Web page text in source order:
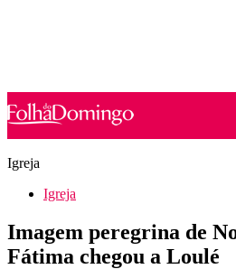
Igreja
Igreja
Imagem peregrina de
Fátima chegou a Loulé